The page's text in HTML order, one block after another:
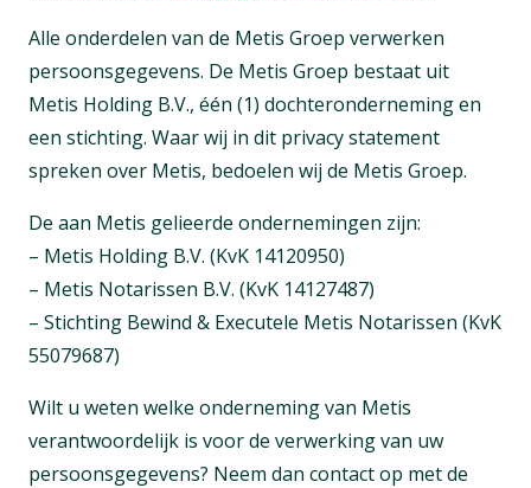
Alle onderdelen van de Metis Groep verwerken
persoonsgegevens. De Metis Groep bestaat uit
Metis Holding B.V., één (1) dochteronderneming en
een stichting. Waar wij in dit privacy statement
spreken over Metis, bedoelen wij de Metis Groep.
De aan Metis gelieerde ondernemingen zijn:
– Metis Holding B.V. (KvK 14120950)
– Metis Notarissen B.V. (KvK 14127487)
– Stichting Bewind & Executele Metis Notarissen (KvK
55079687)
Wilt u weten welke onderneming van Metis
verantwoordelijk is voor de verwerking van uw
persoonsgegevens? Neem dan contact op met de